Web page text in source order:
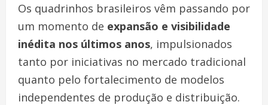
Os quadrinhos brasileiros vêm passando por
um momento de expansão e visibilidade
inédita nos últimos anos, impulsionados
tanto por iniciativas no mercado tradicional
quanto pelo fortalecimento de modelos
independentes de produção e distribuição.